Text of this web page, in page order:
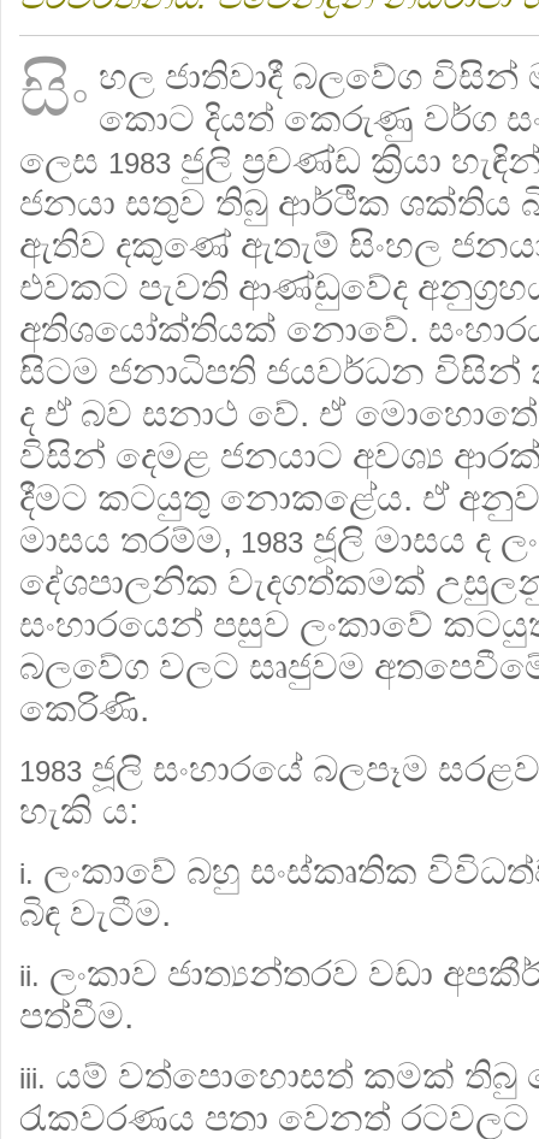
සිං හල ජාතිවාදී බලවේග විසින්
කොට දියත් කෙරුණු වර්ග
ලෙස 1983 ජුලි ප්‍රචණ්ඩ ක්‍රියා
ජනයා සතුව තිබු ආර්ථික ශක්තිය
ඇතිව දකුණේ ඇතැම් සිංහල
එවකට පැවති ආණ්ඩුවේද
අතිශයෝක්තියක් නොවේ.
සිටම ජනාධිපති ජයවර්ධන විසින්
ද ඒ බව සනාථ වේ. ඒ
විසින් දෙමළ ජනයාට අවශ්‍ය
දීමට කටයුතු නොකළේය. ඒ
මාසය තරම්ම, 1983 ජූලි මාසය ද
දේශපාලනික වැදගත්කමක්
සංහාරයෙන් පසුව ලංකාවේ
බලවේග වලට සෘජුවම
කෙරිණි.
1983 ජූලි සංහාරයේ බලපෑම
හැකි ය:
i. ලංකාවේ බහු සංස්කෘතික
බිඳ වැටීම.
ii. ලංකාව ජාත්‍යන්තරව වඩා
පත්වීම.
iii. යම් වත්පොහොසත් කමක් තිබු
රැකවරණය පතා වෙනත් රටවලට